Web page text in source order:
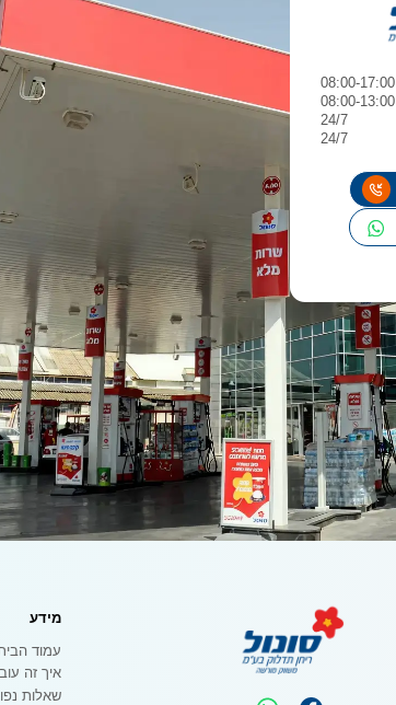
08:00-17:00
08:00-13:00
24/7
24/7
מידע
עמוד
איך זה
שאלות